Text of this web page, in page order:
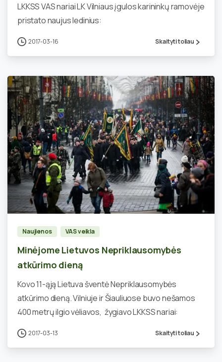
LKKSS VAS nariai LK Vilniaus įgulos karininkų ramovėje
pristato naujus ledinius:
2017-03-16 Skaityti toliau
0
Naujienos VAS veikla
Minėjome Lietuvos Nepriklausomybės
atkūrimo dieną
Kovo 11-ąją Lietuva šventė Nepriklausomybės
atkūrimo dieną. Vilniuje ir Šiauliuose buvo nešamos
400 metrų ilgio vėliavos, žygiavo LKKSS nariai:
2017-03-13 Skaityti toliau